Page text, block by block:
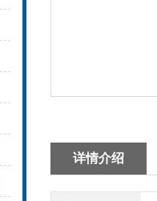
详情介绍